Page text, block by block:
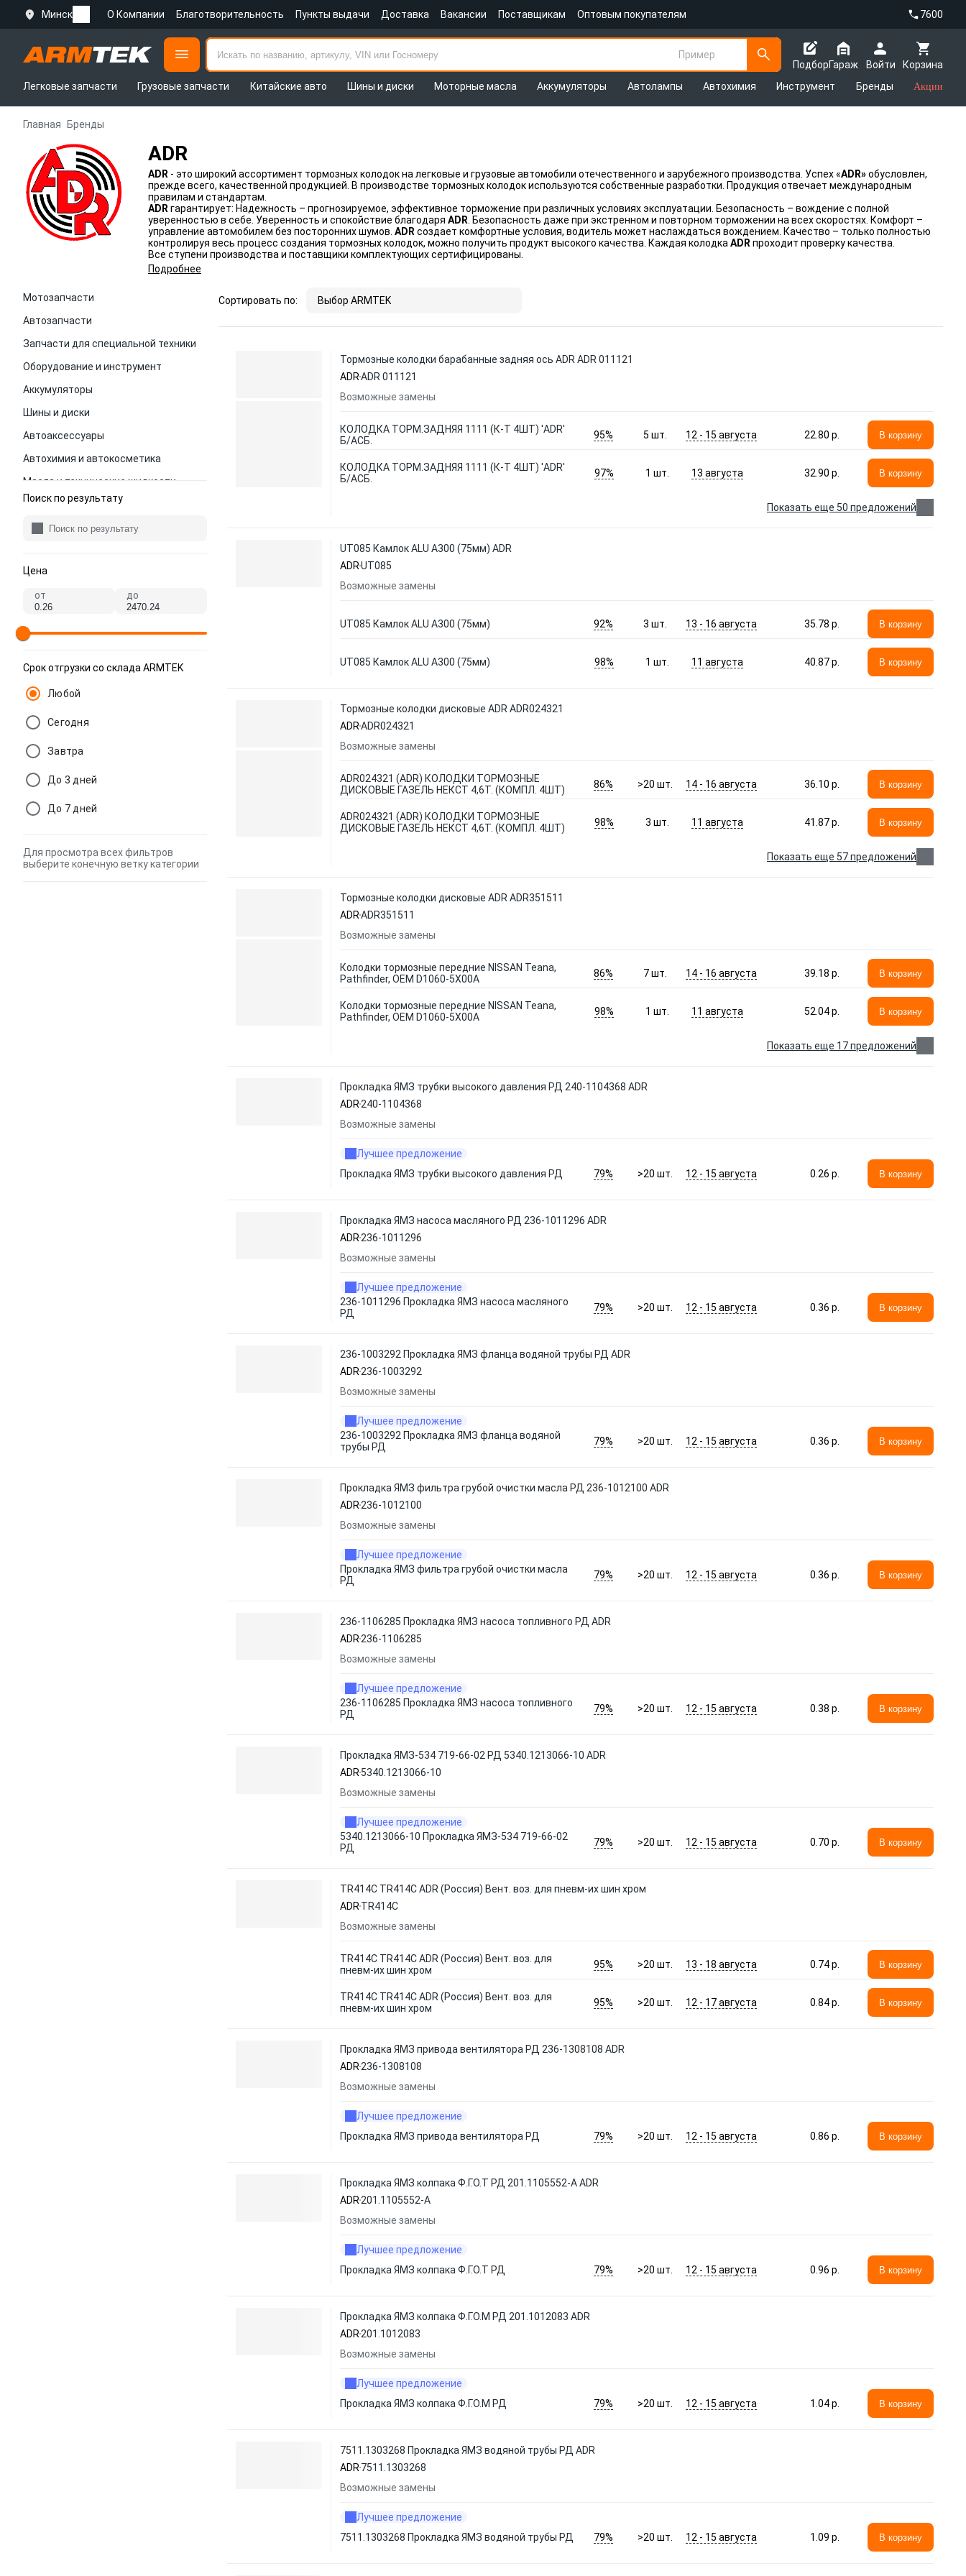
Минск О Компании Благотворительность Пункты выдачи Доставка Вакансии Поставщикам Оптовым покупателям 7600
Пример
Подбор
Корзина
Гараж
Войти
Легковые запчасти
Грузовые запчасти Китайские авто Шины и диски Моторные масла Аккумуляторы Автолампы Автохимия Инструмент Бренды Акции
Главная Бренды
ADR
ADR - это широкий ассортимент тормозных колодок на легковые и грузовые автомобили отечественного и зарубежного производства. Успех «ADR»обусловлен,
прежде всего, качественной продукцией. В производстве тормозных колодок используются собственные разработки. Продукция отвечает международным
правилам и стандартам.
ADR гарантирует: Надежность – прогнозируемое, эффективное торможение при различных условиях эксплуатации. Безопасность – вождение с полной
уверенностью в себе. Уверенность и спокойствие благодаря ADR . Безопасность даже при экстренном и повторном торможении на всех скоростях. Комфорт –
управление автомобилем без посторонних шумов. ADR создает комфортные условия, водитель может наслаждаться вождением. Качество – только полностью
контролируя весь процесс создания тормозных колодок, можно получить продукт высокого качества. Каждая колодка ADR проходит проверку качества.
Все ступени производства и поставщики комплектующих сертифицированы.
Подробнее
Мотозапчасти
Автозапчасти
Запчасти для специальной техники
Оборудование и инструмент
Аккумуляторы
Шины и диски
Автоаксессуары
Автохимия и автокосметика
Масла и технические жидкости
Поиск по результату
Цена
от до
Срок отгрузки со склада ARMTEK
Любой
Сегодня
Завтра
До 3 дней
До 7 дней
Для просмотра всех фильтров
выберите конечную ветку категории
Сортировать по: Выбор ARMTEK
Тормозные колодки барабанные задняя ось ADR ADR 011121
ADRADR 011121
Возможные замены
КОЛОДКА ТОРМ.ЗАДНЯЯ 1111 (К-Т 4ШТ) 'ADR'
Б/АСБ.
95% 5 шт. 12 - 15 августа 22.80 p. В корзину
КОЛОДКА ТОРМ.ЗАДНЯЯ 1111 (К-Т 4ШТ) 'ADR'
Б/АСБ.
97% 1шт. 13 августа 32.90 p. В корзину
Показать еще 50 предложений
UT085 Камлок ALU A300 (75мм) ADR
ADRUT085
Возможные замены
UT085 Камлок ALU A300 (75мм) 92% 3 шт. 13 - 16 августа 35.78 p. В корзину
UT085 Камлок ALU A300 (75мм) 98% 1шт. 11 августа 40.87 p. В корзину
Тормозные колодки дисковые ADR ADR024321
ADRADR024321
Возможные замены
ADR024321 (ADR) КОЛОДКИ ТОРМОЗНЫЕ
ДИСКОВЫЕ ГАЗЕЛЬ НЕКСТ 4,6Т. (КОМПЛ. 4ШТ)
86% >20 шт. 14 - 16 августа 36.10 p. В корзину
ADR024321 (ADR) КОЛОДКИ ТОРМОЗНЫЕ
ДИСКОВЫЕ ГАЗЕЛЬ НЕКСТ 4,6Т. (КОМПЛ. 4ШТ)
98% 3шт. 11 августа 41.87 p. В корзину
Показать еще 57 предложений
Тормозные колодки дисковые ADR ADR351511
ADRADR351511
Возможные замены
Колодки тормозные передние NISSAN Teana,
Pathfinder, OEM D1060-5X00A
86% 7шт. 14 - 16 августа 39.18 p. В корзину
Колодки тормозные передние NISSAN Teana,
Pathfinder, OEM D1060-5X00A
98% 1шт. 11 августа 52.04 p. В корзину
Показать еще 17 предложений
Прокладка ЯМЗ трубки высокого давления РД 240-1104368 ADR
ADR 240-1104368
Возможные замены
Лучшее предложение
Прокладка ЯМЗ трубки высокого давления РД
79% >20 шт. 12 - 15 августа 0.26 p. В корзину
Прокладка ЯМЗ насоса масляного РД 236-1011296 ADR
ADR 236-1011296
Возможные замены
Лучшее предложение
236-1011296 Прокладка ЯМЗ насоса масляного
РД
79% >20 шт. 12 - 15 августа 0.36 p. В корзину
236-1003292 Прокладка ЯМЗ фланца водяной трубы РД ADR
ADR 236-1003292
Возможные замены
Лучшее предложение
236-1003292 Прокладка ЯМЗ фланца водяной
трубы РД
79% >20 шт. 12 - 15 августа 0.36 p. В корзину
Прокладка ЯМЗ фильтра грубой очистки масла РД 236-1012100 ADR
ADR 236-1012100
Возможные замены
Лучшее предложение
Прокладка ЯМЗ фильтра грубой очистки масла
РД
79% >20 шт. 12 - 15 августа 0.36 p. В корзину
236-1106285 Прокладка ЯМЗ насоса топливного РД ADR
ADR 236-1106285
Возможные замены
Лучшее предложение
236-1106285 Прокладка ЯМЗ насоса топливного
РД
79% >20 шт. 12 - 15 августа 0.38 p. В корзину
Прокладка ЯМЗ-534 719-66-02 РД 5340.1213066-10 ADR
ADR 5340.1213066-10
Возможные замены
Лучшее предложение
5340.1213066-10 Прокладка ЯМЗ-534 719-66-02
РД
79% >20 шт. 12 - 15 августа 0.70 p. В корзину
TR414C TR414C ADR (Россия) Вент. воз. для пневм-их шин хром
ADR TR414C
Возможные замены
TR414C TR414C ADR (Россия) Вент. воз. для
пневм-их шин хром
95% >20 шт. 13 - 18 августа 0.74 p. В корзину
TR414C TR414C ADR (Россия) Вент. воз. для
пневм-их шин хром
95% >20 шт. 12 - 17 августа 0.84 p. В корзину
Прокладка ЯМЗ привода вентилятора РД 236-1308108 ADR
ADR 236-1308108
Возможные замены
Лучшее предложение
Прокладка ЯМЗ привода вентилятора РД
79% >20 шт. 12 - 15 августа 0.86 p. В корзину
Прокладка ЯМЗ колпака Ф.Г.О.Т РД 201.1105552-А ADR
ADR 201.1105552-А
Возможные замены
Лучшее предложение
Прокладка ЯМЗ колпака Ф.Г.О.Т РД
79% >20 шт. 12 - 15 августа 0.96 p. В корзину
Прокладка ЯМЗ колпака Ф.Г.О.М РД 201.1012083 ADR
ADR 201.1012083
Возможные замены
Лучшее предложение
Прокладка ЯМЗ колпака Ф.Г.О.М РД
79% >20 шт. 12 - 15 августа 1.04 p. В корзину
7511.1303268 Прокладка ЯМЗ водяной трубы РД ADR
ADR 7511.1303268
Возможные замены
Лучшее предложение
7511.1303268 Прокладка ЯМЗ водяной трубы РД
79% >20 шт. 12 - 15 августа 1.09 p. В корзину